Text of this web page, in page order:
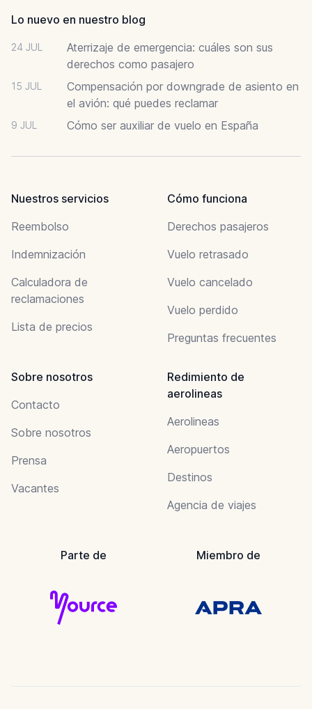
Lo nuevo en nuestro blog
24 JUL
Aterrizaje de emergencia: cuáles son sus
derechos como pasajero
15 JUL
Compensación por downgrade de asiento en
el avión: qué puedes reclamar
9 JUL Cómo ser auxiliar de vuelo en España
Nuestros servicios
Reembolso
Indemnización
Calculadora de
reclamaciones
Lista de precios
Cómo funciona
Derechos pasajeros
Vuelo retrasado
Vuelo cancelado
Vuelo perdido
Preguntas frecuentes
Sobre nosotros
Contacto
Sobre nosotros
Prensa
Vacantes
Redimiento de
aerolineas
Aerolineas
Aeropuertos
Destinos
Agencia de viajes
Parte de Miembro de